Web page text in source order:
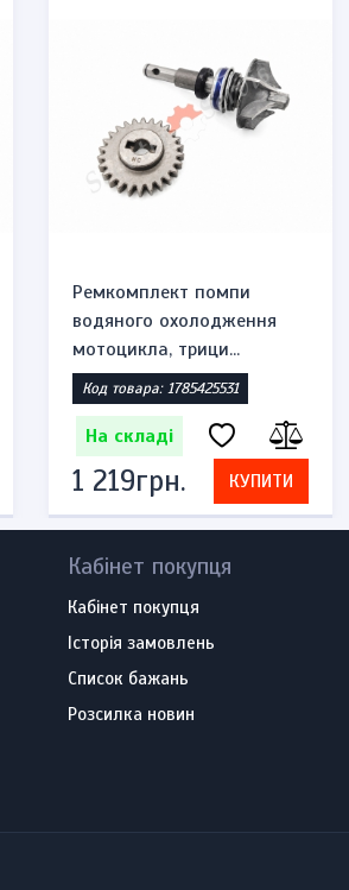
Ремкомплект помпи
водяного охолодження
мотоцикла, трици...
Код товара: 1785425531
На складі
1 219грн. КУПИТИ
Кабінет покупця
Кабінет покупця
Історія замовлень
Список бажань
Розсилка новин